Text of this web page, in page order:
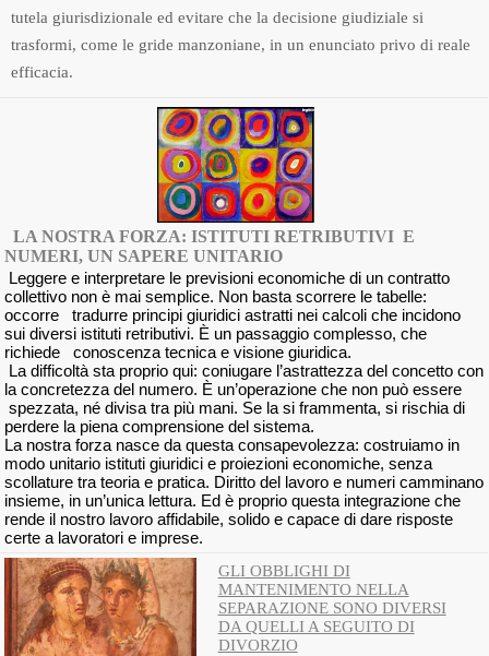
tutela giurisdizionale ed evitare che la decisione giudiziale si
trasformi, come le gride manzoniane, in un enunciato privo di reale
efficacia.
LA NOSTRA FORZA: ISTITUTI RETRIBUTIVI E
NUMERI, UN SAPERE UNITARIO
Leggere e interpretare le previsioni economiche di un contratto
collettivo non è mai semplice. Non basta scorrere le tabelle:
occorre tradurre principi giuridici astratti nei calcoli che incidono
sui diversi istituti retributivi. È un passaggio complesso, che
richiede conoscenza tecnica e visione giuridica.
La difficoltà sta proprio qui: coniugare l’astrattezza del concetto con
la concretezza del numero. È un’operazione che non può essere
spezzata, né divisa tra più mani. Se la si frammenta, si rischia di
perdere la piena comprensione del sistema.
La nostra forza nasce da questa consapevolezza: costruiamo in
modo unitario istituti giuridici e proiezioni economiche, senza
scollature tra teoria e pratica. Diritto del lavoro e numeri camminano
insieme, in un’unica lettura. Ed è proprio questa integrazione che
rende il nostro lavoro affidabile, solido e capace di dare risposte
certe a lavoratori e imprese.
GLI OBBLIGHI DI
MANTENIMENTO NELLA
SEPARAZIONE SONO DIVERSI
DA QUELLI A SEGUITO DI
DIVORZIO